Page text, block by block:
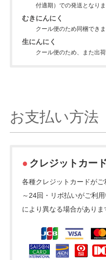
付適期）での発送となりま
むきにんにく
クール便のため同梱でき
生にんにく
クール便のため、また出
お支払い方法
クレジットカー
各種クレジットカードが
～24回・リボ払いがご利
により異なる場合がありま